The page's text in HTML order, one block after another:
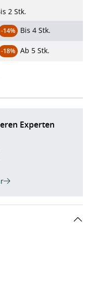
2 Stk.
-14% Bis 4 Stk.
-18% Ab 5 Stk.
Experten